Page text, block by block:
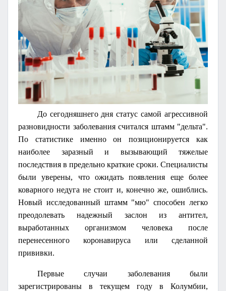
До сегодняшнего дня статус самой агрессивной
разновидности заболевания считался штамм "дельта".
По статистике именно он позиционируется как
наиболее заразный и вызывающий тяжелые
последствия в предельно краткие сроки. Специалисты
были уверены, что ожидать появления еще более
коварного недуга не стоит и, конечно же, ошиблись.
Новый исследованный штамм "мю" способен легко
преодолевать надежный заслон из антител,
выработанных организмом человека после
перенесенного коронавируса или сделанной
прививки.
Первые случаи заболевания были
зарегистрированы в текущем году в Колумбии,